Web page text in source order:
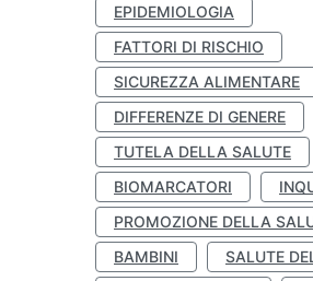
EPIDEMIOLOGIA
FATTORI DI RISCHIO
SICUREZZA ALIMENTARE
DIFFERENZE DI GENERE
TUTELA DELLA SALUTE
BIOMARCATORI
PROMOZIONE DELLA
BAMBINI
SALUTE